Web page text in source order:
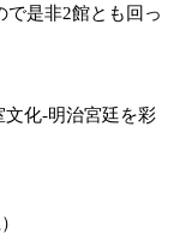
で是非2館とも回っ
化-明治宮廷を彩